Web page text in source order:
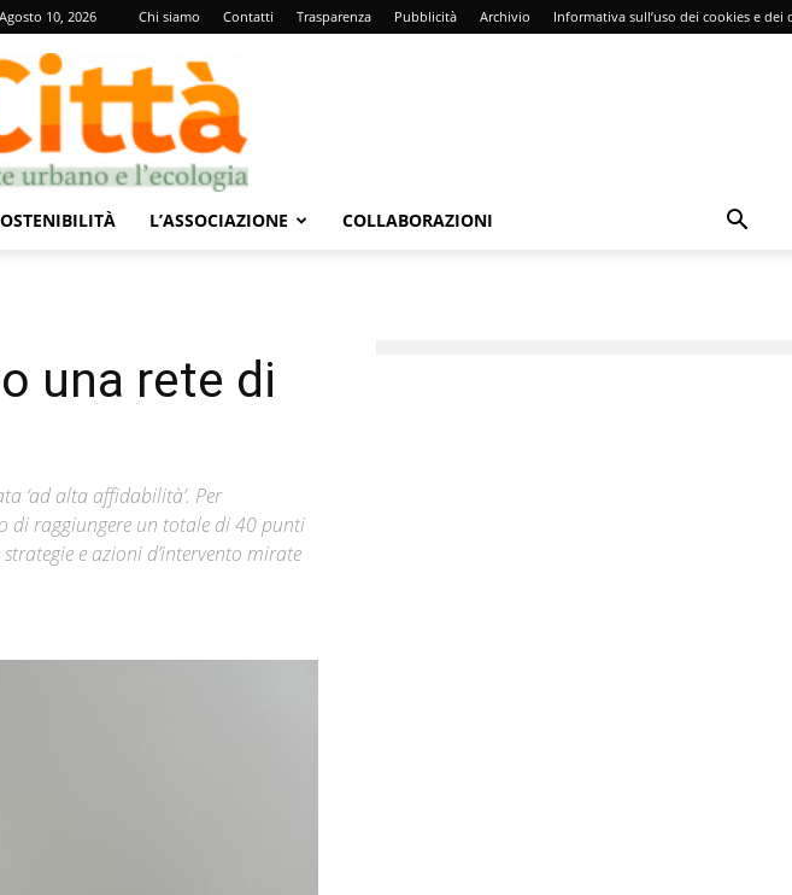
10, 2026 Chi siamo Contatti Trasparenza Pubblicità Archivio Informativa sull’uso dei cookies e dei
L’ASSOCIAZIONE COLLABORAZIONI
una rete di
‘ad alta affidabilità’. Per
di raggiungere un totale di 40 punti
e azioni d’intervento mirate